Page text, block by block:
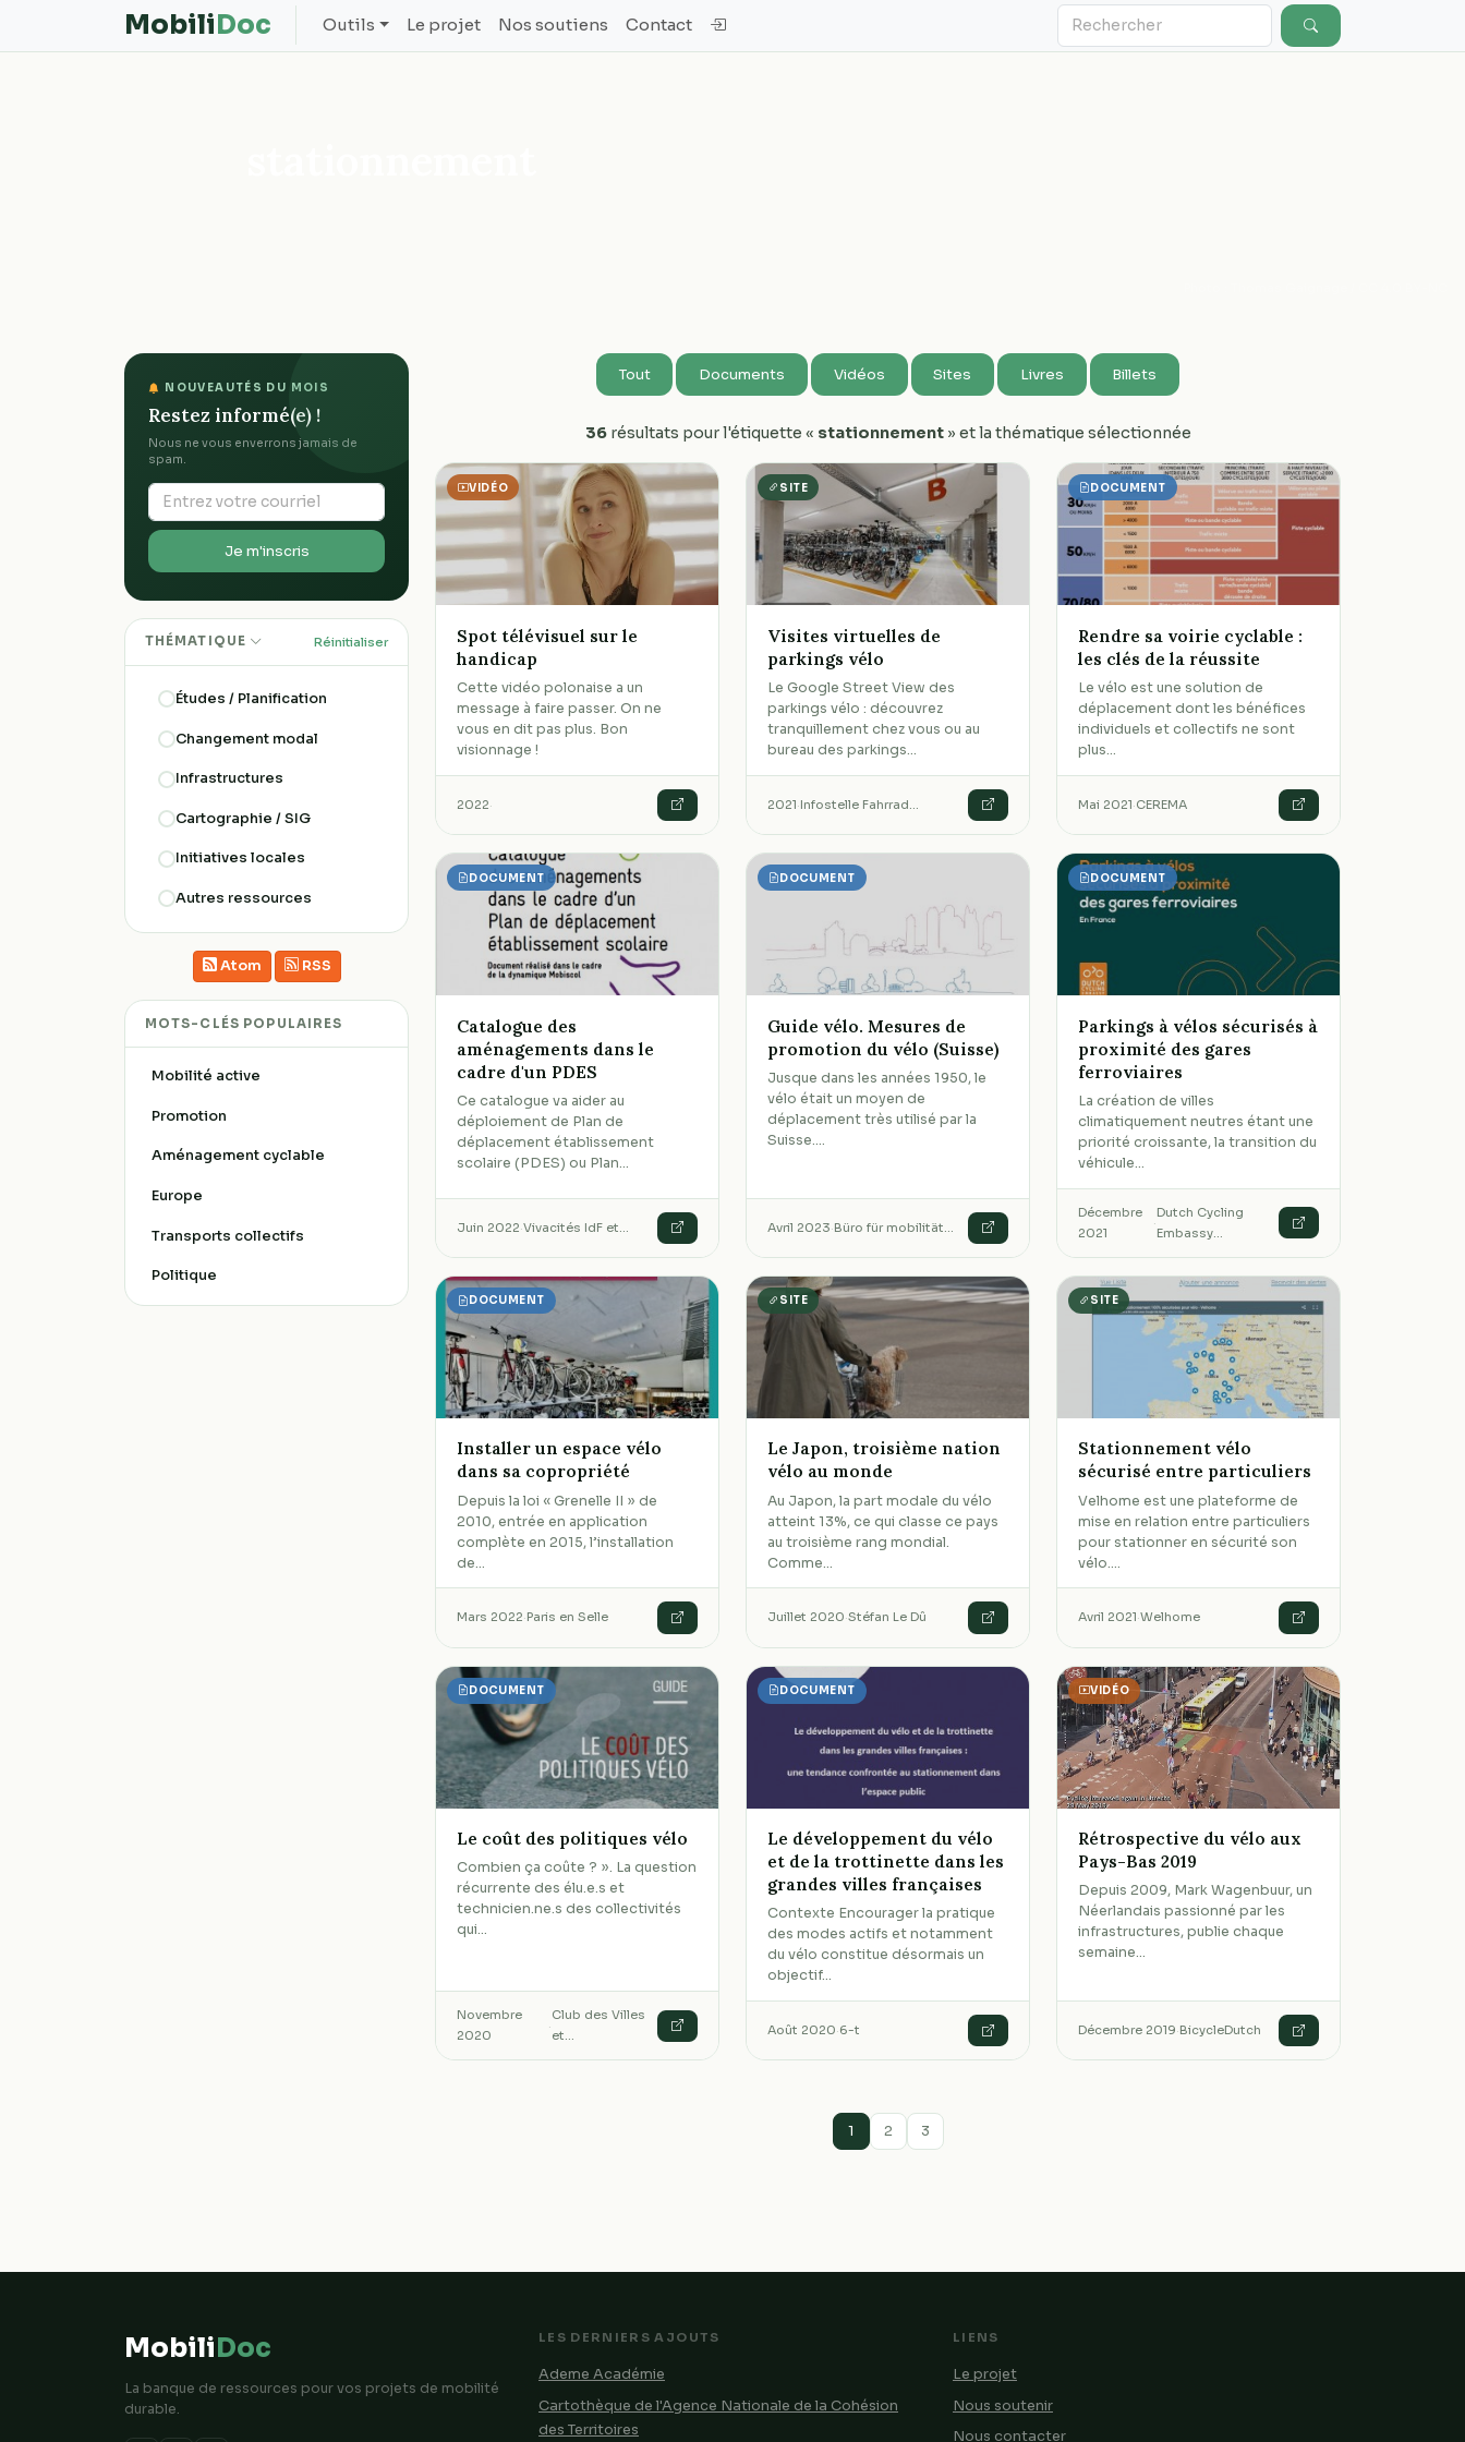
MobiliDoc Outils Le projet Nos soutiens Contact
NOUVEAUTÉS DU MOIS
Restez informé(e) !
Nous ne vous enverrons jamais de
spam.
Je m'inscris
THÉMATIQUE Réinitialiser
Études / Planification
Changement modal
Infrastructures
Cartographie / SIG
Initiatives locales
Autres ressources
Atom RSS
MOTS-CLÉS POPULAIRES
Mobilité active
Promotion
Aménagement cyclable
Europe
Transports collectifs
Politique
Tout Documents Vidéos Sites Livres Billets
36résultats pour l'étiquette « stationnement» et la thématique sélectionnée
VIDÉO
Spot télévisuel sur le
handicap
Cette vidéo polonaise a un
message à faire passer. On ne
vous en dit pas plus. Bon
visionnage !
2022·
SITE
Visites virtuelles de
parkings vélo
Le Google Street View des
parkings vélo : découvrez
tranquillement chez vous ou au
bureau des parkings…
2021·Infostelle Fahrrad…
DOCUMENT
Rendre sa voirie cyclable :
les clés de la réussite
Le vélo est une solution de
déplacement dont les bénéfices
individuels et collectifs ne sont
plus…
Mai 2021·CEREMA
DOCUMENT
Catalogue des
aménagements dans le
cadre d'un PDES
Ce catalogue va aider au
déploiement de Plan de
déplacement établissement
scolaire (PDES) ou Plan…
Juin 2022·Vivacités IdF et…
DOCUMENT
Guide vélo. Mesures de
promotion du vélo (Suisse)
Jusque dans les années 1950, le
vélo était un moyen de
déplacement très utilisé par la
Suisse.…
Avril 2023·Büro für mobilität…
DOCUMENT
Parkings à vélos sécurisés à
proximité des gares
ferroviaires
La création de villes
climatiquement neutres étant une
priorité croissante, la transition du
véhicule…
Décembre
2021
·
Dutch Cycling
Embassy…
DOCUMENT
Installer un espace vélo
dans sa copropriété
Depuis la loi « Grenelle II » de
2010, entrée en application
complète en 2015, l’installation
de…
Mars 2022·Paris en Selle
SITE
Le Japon, troisième nation
vélo au monde
Au Japon, la part modale du vélo
atteint 13%, ce qui classe ce pays
au troisième rang mondial.
Comme…
Juillet 2020·Stéfan Le Dû
SITE
Stationnement vélo
sécurisé entre particuliers
Velhome est une plateforme de
mise en relation entre particuliers
pour stationner en sécurité son
vélo.…
Avril 2021·Welhome
DOCUMENT
Le coût des politiques vélo
Combien ça coûte ? ». La question
récurrente des élu.e.s et
technicien.ne.s des collectivités
qui…
Novembre
2020
·
Club des Villes
et…
DOCUMENT
Le développement du vélo
et de la trottinette dans les
grandes villes françaises
Contexte Encourager la pratique
des modes actifs et notamment
du vélo constitue désormais un
objectif…
Août 2020·6-t
VIDÉO
Rétrospective du vélo aux
Pays-Bas 2019
Depuis 2009, Mark Wagenbuur, un
Néerlandais passionné par les
infrastructures, publie chaque
semaine…
Décembre 2019·BicycleDutch
1 2 3
MobiliDoc
La banque de ressources pour vos projets de mobilité
durable.
LES DERNIERS AJOUTS
Ademe Académie
Cartothèque de l'Agence Nationale de la Cohésion
des Territoires
LIENS
Le projet
Nous soutenir
Nous contacter